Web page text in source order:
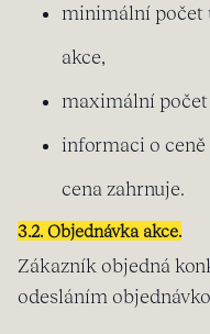
minimální počet
akce,
maximální
informaci o ceně
cena zahrnuje.
3.2. Objednávka akce.
Zákazník objedná
odesláním